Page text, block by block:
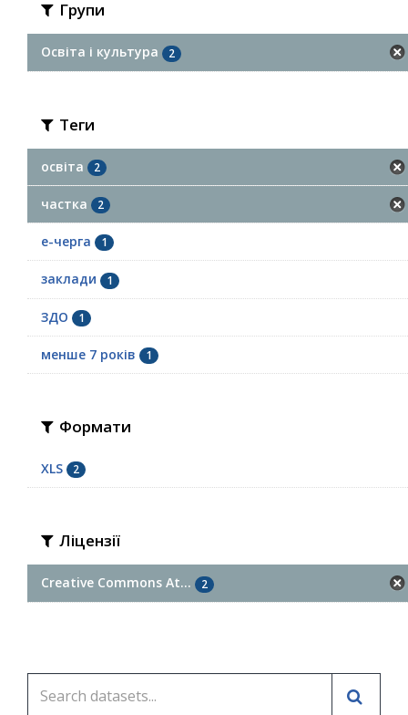
Групи
Освіта і культура 2
Теги
освіта 2
частка 2
е-черга 1
заклади 1
ЗДО 1
менше 7 років 1
Формати
XLS 2
Ліцензії
Creative Commons At... 2